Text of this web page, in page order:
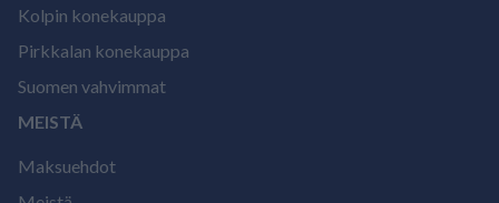
Kolpin konekauppa
Pirkkalan konekauppa
Suomen vahvimmat
MEISTÄ
Maksuehdot